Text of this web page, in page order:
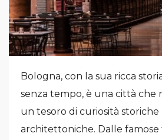
Bologna, con la sua ricca
senza tempo, è una città che
un tesoro di curiosità storiche
architettoniche. Dalle famose